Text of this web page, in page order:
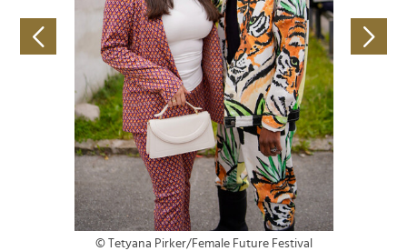
© Tetyana Pirker/Female Future Festival